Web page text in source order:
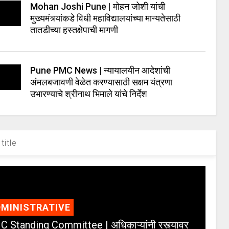
Mohan Joshi Pune | मोहन जोशी यांची
मुख्यमंत्र्यांकडे विधी महाविद्यालयांच्या मान्यतेसाठी
तातडीच्या हस्तक्षेपाची मागणी
Pune PMC News | न्यायालयीन आदेशांची
अंमलबजावणी वेळेत करण्यासाठी सक्षम यंत्रणा
उभारण्याचे श्रीनाथ भिमाले यांचे निर्देश
Standing Committee | अधिकाऱ्यांनी रस्त्यावर